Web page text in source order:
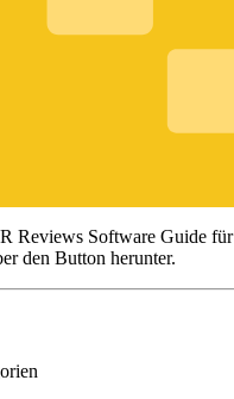
Reviews Software Guide
den Button herunter.